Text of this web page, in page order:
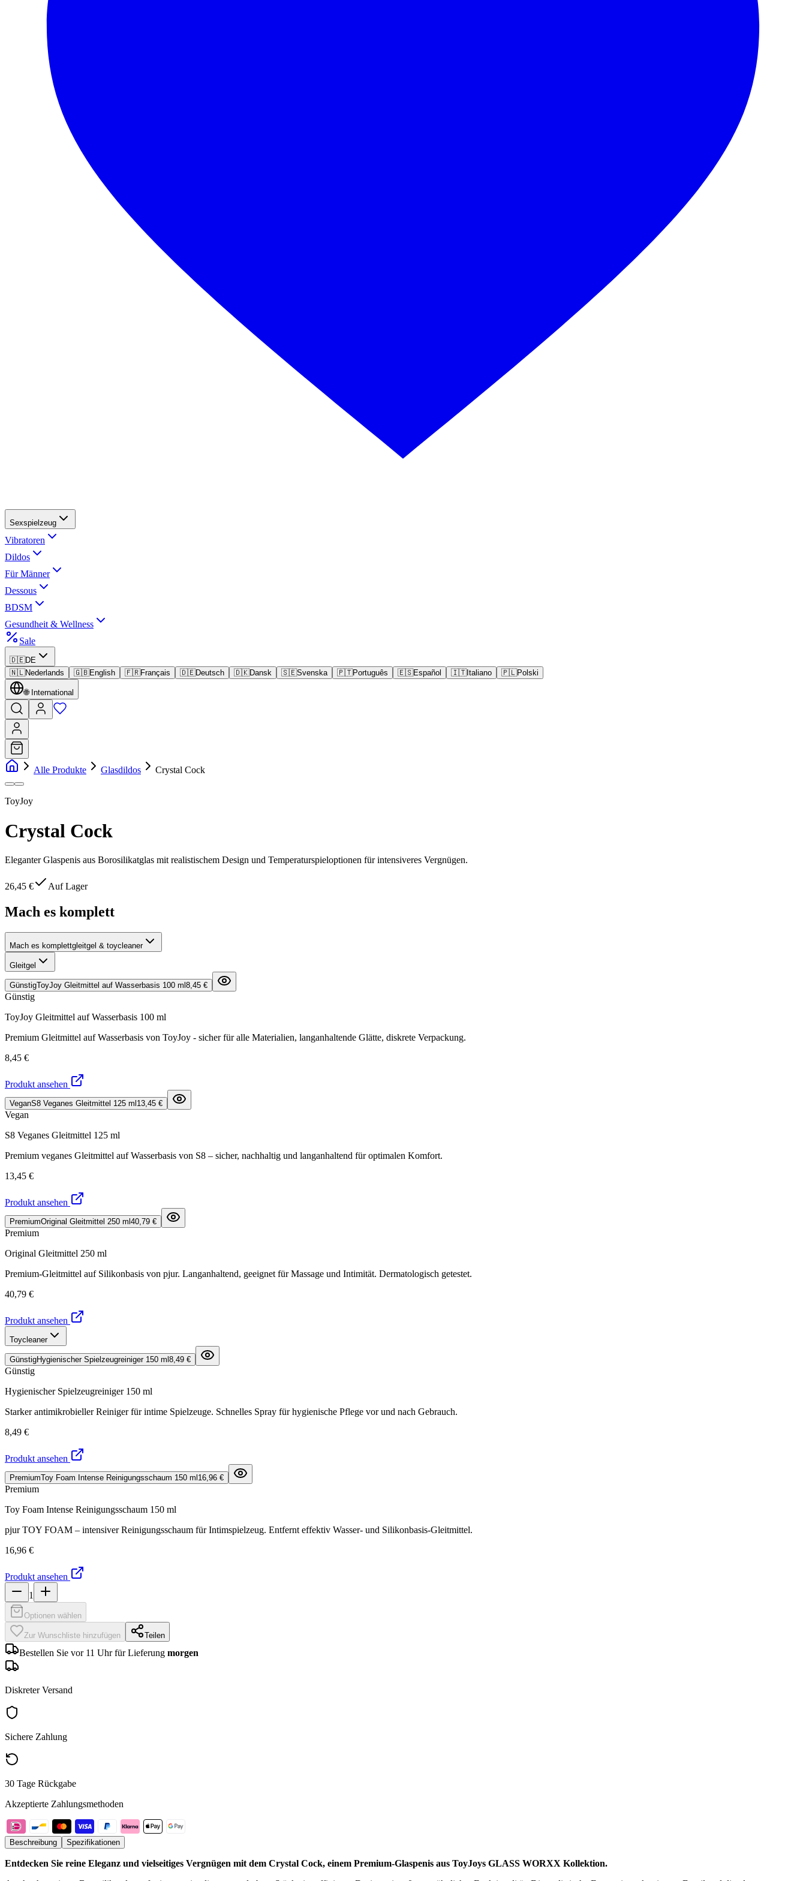
Sexspielzeug
Vibratoren
Dildos
Für Männer
Dessous
BDSM
Gesundheit & Wellness
Sale
🇩🇪DE
🇳🇱Nederlands 🇬🇧English 🇫🇷Français 🇩🇪Deutsch 🇩🇰Dansk 🇸🇪Svenska 🇵🇹Português 🇪🇸Español 🇮🇹Italiano 🇵🇱Polski
🌐 International
Alle Produkte Glasdildos Crystal Cock
ToyJoy
Crystal Cock
Eleganter Glaspenis aus Borosilikatglas mit realistischem Design und Temperaturspieloptionen für intensiveres Vergnügen.
26,45 € Auf Lager
Mach es komplett
Mach es komplettgleitgel & toycleaner
Gleitgel
GünstigToyJoy Gleitmittel auf Wasserbasis 100 ml 8,45 €
Günstig
ToyJoy Gleitmittel auf Wasserbasis 100 ml
Premium Gleitmittel auf Wasserbasis von ToyJoy - sicher für alle Materialien, langanhaltende Glätte, diskrete Verpackung.
8,45 €
Produkt ansehen
VeganS8 Veganes Gleitmittel 125 ml 13,45 €
Vegan
S8 Veganes Gleitmittel 125 ml
Premium veganes Gleitmittel auf Wasserbasis von S8 – sicher, nachhaltig und langanhaltend für optimalen Komfort.
13,45 €
Produkt ansehen
PremiumOriginal Gleitmittel 250 ml 40,79 €
Premium
Original Gleitmittel 250 ml
Premium-Gleitmittel auf Silikonbasis von pjur. Langanhaltend, geeignet für Massage und Intimität. Dermatologisch getestet.
40,79 €
Produkt ansehen
Toycleaner
GünstigHygienischer Spielzeugreiniger 150 ml 8,49 €
Günstig
Hygienischer Spielzeugreiniger 150 ml
Starker antimikrobieller Reiniger für intime Spielzeuge. Schnelles Spray für hygienische Pflege vor und nach Gebrauch.
8,49 €
Produkt ansehen
PremiumToy Foam Intense Reinigungsschaum 150 ml 16,96 €
Premium
Toy Foam Intense Reinigungsschaum 150 ml
pjur TOY FOAM – intensiver Reinigungsschaum für Intimspielzeug. Entfernt effektiv Wasser- und Silikonbasis-Gleitmittel.
16,96 €
Produkt ansehen
1
Optionen wählen
Zur Wunschliste hinzufügen Teilen
Bestellen Sie vor 11 Uhr für Lieferung morgen
Diskreter Versand
Sichere Zahlung
30 Tage Rückgabe
Akzeptierte Zahlungsmethoden
Beschreibung Spezifikationen
Entdecken Sie reine Eleganz und vielseitiges Vergnügen mit dem Crystal Cock, einem Premium-Glaspenis aus ToyJoys GLASS WORXX Kollektion.